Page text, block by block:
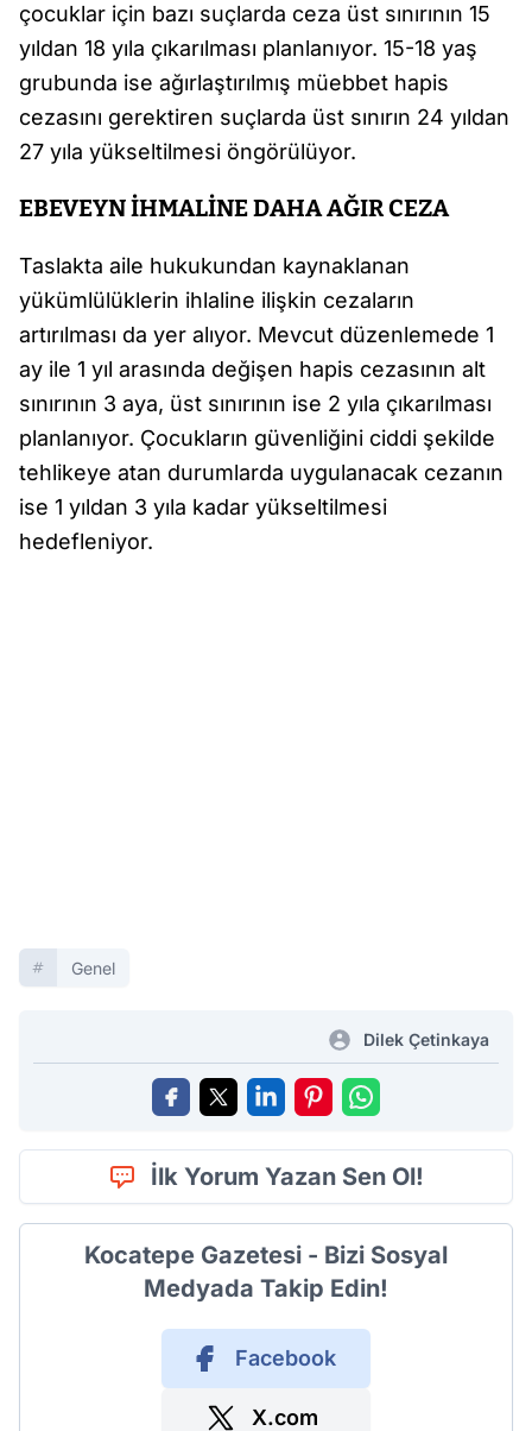
çocuklar için bazı suçlarda ceza üst sınırının 15
yıldan 18 yıla çıkarılması planlanıyor. 15-18 yaş
grubunda ise ağırlaştırılmış müebbet hapis
cezasını gerektiren suçlarda üst sınırın 24 yıldan
27 yıla yükseltilmesi öngörülüyor.
EBEVEYN İHMALİNE DAHA AĞIR CEZA
Taslakta aile hukukundan kaynaklanan
yükümlülüklerin ihlaline ilişkin cezaların
artırılması da yer alıyor. Mevcut düzenlemede 1
ay ile 1 yıl arasında değişen hapis cezasının alt
sınırının 3 aya, üst sınırının ise 2 yıla çıkarılması
planlanıyor. Çocukların güvenliğini ciddi şekilde
tehlikeye atan durumlarda uygulanacak cezanın
ise 1 yıldan 3 yıla kadar yükseltilmesi
hedefleniyor.
Genel
Dilek Çetinkaya
İlk Yorum Yazan Sen Ol!
Kocatepe Gazetesi - Bizi Sosyal
Medyada Takip Edin!
Facebook
X.com